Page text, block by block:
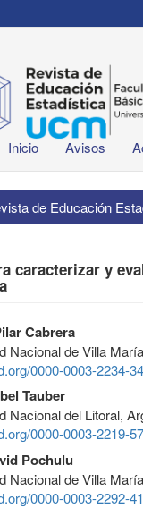
Inicio Avisos
de Educación
caracterizar y
Cabrera
Nacional de Villa
0000-0003-2234-
Tauber
Nacional del Litoral,
0000-0003-2219-
Pochulu
Nacional de Villa
0000-0003-2292-